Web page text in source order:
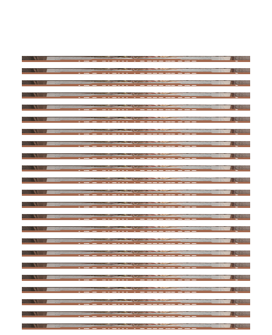
마가복음
누가복음
요한복음
사도행전
로마서
고린도전서
고린도후서
갈라디아서
에베소서
빌립보서
골로새서
데살로니가전서
데살로니가후서
디모데전서
디모데후서
디도서
빌레몬서
히브리서
야고보서
베드로전서
베드로후서
유다서
요한계시록